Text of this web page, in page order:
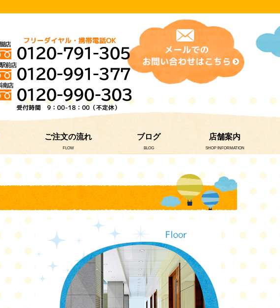
ご注文の流れ
FLOW
ブログ
BLOG
店舗案内
SHOP INFORMATION